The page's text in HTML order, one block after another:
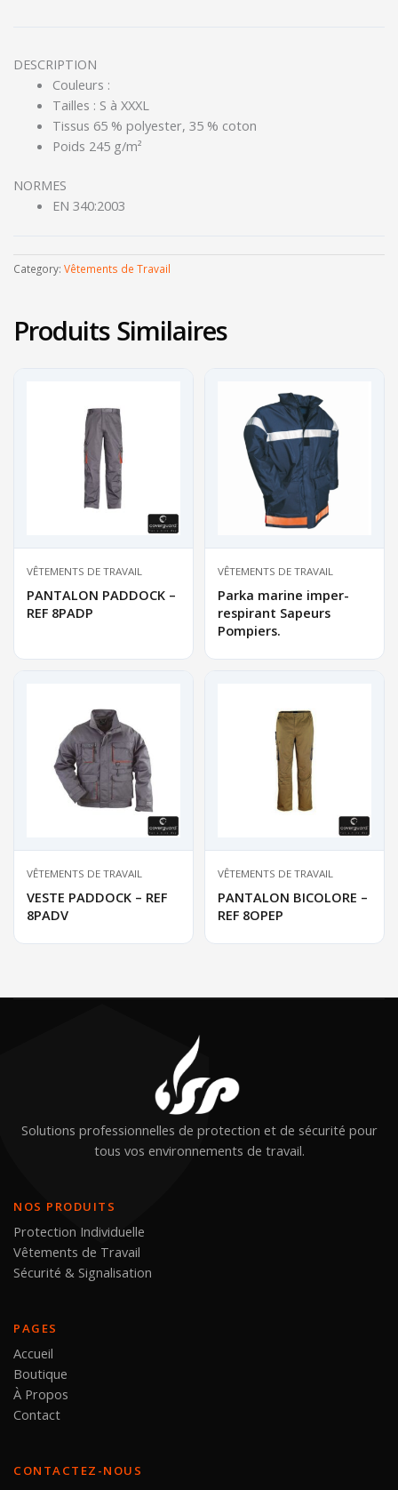
DESCRIPTION
Couleurs :
Tailles : S à XXXL
Tissus 65 % polyester, 35 % coton
Poids 245 g/m²
NORMES
EN 340:2003
Category: Vêtements de Travail
Produits Similaires
VÊTEMENTS DE TRAVAIL
PANTALON PADDOCK –
REF 8PADP
VÊTEMENTS DE TRAVAIL
Parka marine imper-
respirant Sapeurs
Pompiers.
VÊTEMENTS DE TRAVAIL
VESTE PADDOCK – REF
8PADV
VÊTEMENTS DE TRAVAIL
PANTALON BICOLORE –
REF 8OPEP
Solutions professionnelles de protection et de sécurité pour
tous vos environnements de travail.
NOS PRODUITS
Protection Individuelle
Vêtements de Travail
Sécurité & Signalisation
PAGES
Accueil
Boutique
À Propos
Contact
CONTACTEZ-NOUS